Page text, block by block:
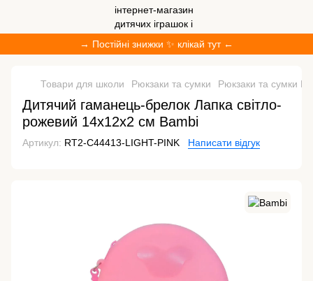
→ Постійні знижки ✨ клікай тут ←
Товари для школи Рюкзаки та сумки Рюкзаки та сумки
Дитячий гаманець-брелок Лапка світло-
рожевий 14х12х2 см Bambi
Артикул: RT2-C44413-LIGHT-PINK Написати відгук